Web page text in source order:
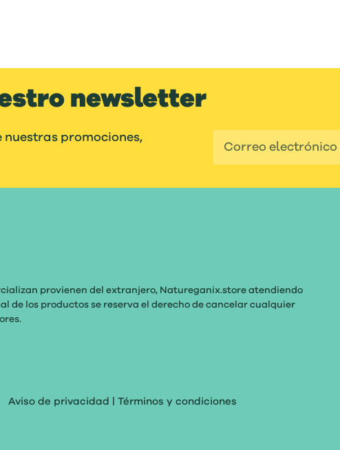
newsletter
promociones,
provienen del extranjero, Natureganix.store atendiendo
de los productos se reserva el derecho de cancelar cualquier
Aviso de privacidad Términos y condiciones